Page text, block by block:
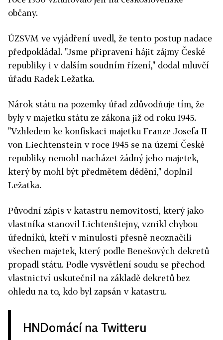
občany.
ÚZSVM ve vyjádření uvedl, že tento postup nadace
předpokládal. "Jsme připraveni hájit zájmy České
republiky i v dalším soudním řízení," dodal mluvčí
úřadu Radek Ležatka.
Nárok státu na pozemky úřad zdůvodňuje tím, že
byly v majetku státu ze zákona již od roku 1945.
"Vzhledem ke konfiskaci majetku Franze Josefa II
von Liechtenstein v roce 1945 se na území České
republiky nemohl nacházet žádný jeho majetek,
který by mohl být předmětem dědění," doplnil
Ležatka.
Původní zápis v katastru nemovitostí, který jako
vlastníka stanovil Lichtenštejny, vznikl chybou
úředníků, kteří v minulosti přesně neoznačili
všechen majetek, který podle Benešových dekretů
propadl státu. Podle vysvětlení soudu se přechod
vlastnictví uskutečnil na základě dekretů bez
ohledu na to, kdo byl zapsán v katastru.
HNDomácí na Twitteru